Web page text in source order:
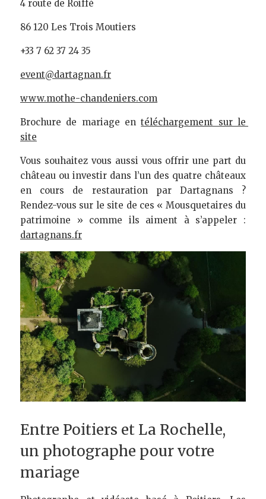
4 route de Roiffé
86 120 Les Trois Moutiers
+33 7 62 37 24 35
event@dartagnan.fr
www.mothe-chandeniers.com
Brochure de mariage en téléchargement sur le
site
Vous souhaitez vous aussi vous offrir une part du
château ou investir dans l’un des quatre châteaux
en cours de restauration par Dartagnans ?
Rendez-vous sur le site de ces « Mousquetaires du
dartagnans.fr
Entre Poitiers et La Rochelle,
un photographe pour votre
mariage